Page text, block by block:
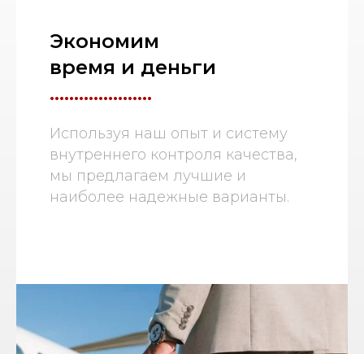
Экономим
время и деньги
.....................
Используя наш опыт и систему
внутреннего контроля качества,
мы предлагаем лучшие и
наиболее надежные варианты.